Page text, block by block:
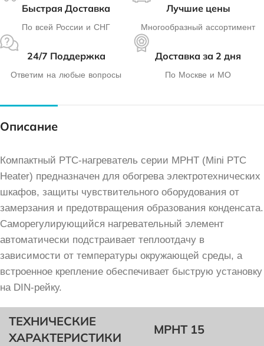
Быстрая Доставка
По всей России и СНГ
Лучшие цены
Многообразный ассортимент
24/7 Поддержка
Ответим на любые вопросы
Доставка за 2 дня
По Москве и МО
Описание
Компактный PTC-нагреватель серии MPHT (Mini PTC
Heater) предназначен для обогрева электротехнических
шкафов, защиты чувствительного оборудования от
замерзания и предотвращения образования конденсата.
Саморегулирующийся нагревательный элемент
автоматически подстраивает теплоотдачу в
зависимости от температуры окружающей среды, а
встроенное крепление обеспечивает быструю установку
на DIN-рейку.
ТЕХНИЧЕСКИЕ
ХАРАКТЕРИСТИКИ
MPHT 15